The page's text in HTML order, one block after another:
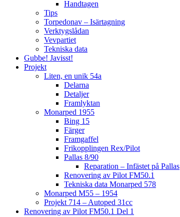
Handtagen
Tips
Torpedonav – Isärtagning
Verktygslådan
Vevpartiet
Tekniska data
Gubbe! Javisst!
Projekt
Liten, en unik 54a
Delarna
Detaljer
Framlyktan
Monarped 1955
Bing 15
Färger
Framgaffel
Frikopplingen Rex/Pilot
Pallas 8/90
Reparation – Infästet på Pallas
Renovering av Pilot FM50.1
Tekniska data Monarped 578
Monarped M55 – 1954
Projekt 714 – Autoped 31cc
Renovering av Pilot FM50.1 Del 1